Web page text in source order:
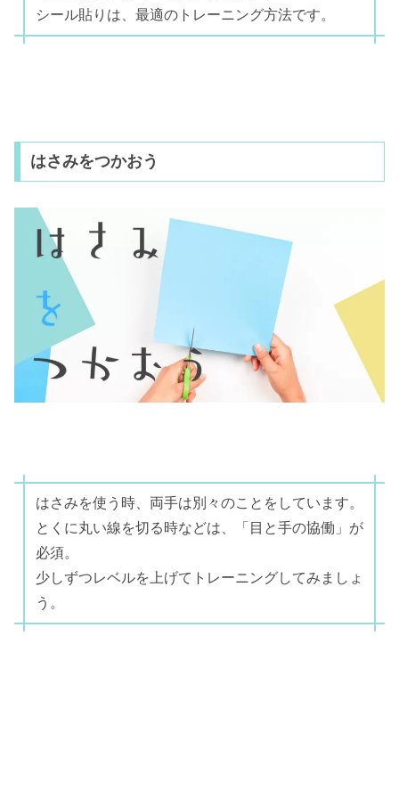
シール貼りは、最適のトレーニング方法です。
はさみをつかおう
はさみを使う時、両手は別々のことをしています。
とくに丸い線を切る時などは、「目と手の協働」が
必須。
少しずつレベルを上げてトレーニングしてみましょ
う。